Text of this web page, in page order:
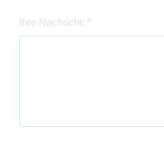
Ihre Nachricht: *